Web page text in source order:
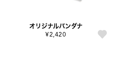
オリジナルバンダナ
¥2,420